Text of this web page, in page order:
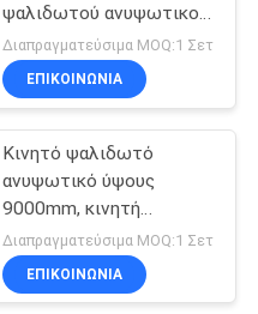
ψαλιδωτού ανυψωτικού
μηχανήματος με
επεκτεινόμενη
πλατφόρμα
Διαπραγματεύσιμα MOQ:1 Σετ
ΕΠΙΚΟΙΝΩΝΙΑ
Κινητό ψαλιδωτό
ανυψωτικό ύψους
9000mm, κινητή
υδραυλική πλατφόρμα
ανύψωσης για καθαρισμό
Διαπραγματεύσιμα MOQ:1 Σετ
ΕΠΙΚΟΙΝΩΝΙΑ